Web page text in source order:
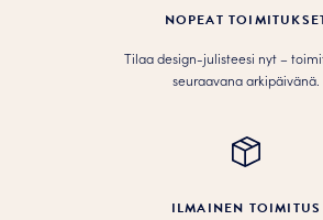
NOPEAT
Tilaa design-julisteesi nyt –
seuraavana arkipäivänä.
ILMAINEN TOIMITUS